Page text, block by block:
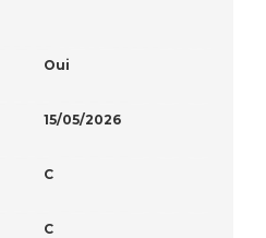
Oui
15/05/2026
C
C